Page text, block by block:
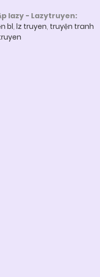
lazy - Lazytruyen:
bl, lz truyen, truyện tranh